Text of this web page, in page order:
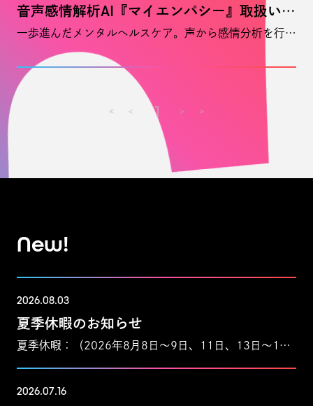
音声感情解析AI『マイエンパシー』取扱いのお知らせ
一歩進んだメンタルヘルスケア。声から感情分析を行うマイエンパシーの取次を開始いたしました。
≪ < 1 > ≫
New!
2026.08.03
夏季休暇のお知らせ
夏季休暇：（2026年8月8日〜9日、11日、13日〜16日）8月10日・12日は有給休暇取得推奨日のため、お電話がつながりにくい場合や、スタッフからの返信にお時間をいただく場合がございます。緊急のお問い合わせは、担当営業の携帯電話まで直接ご連絡ください。
2026.07.16